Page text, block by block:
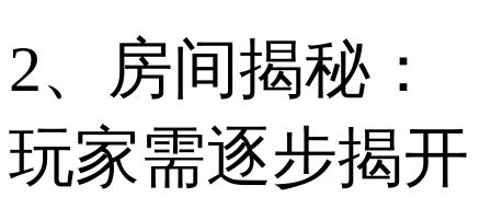
2、房间揭秘：
玩家需逐步揭开